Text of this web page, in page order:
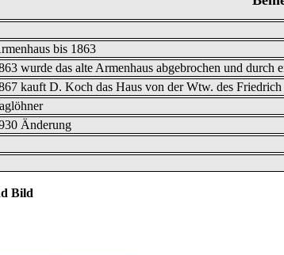
bis 1863
wurde das alte Armenhaus abgebrochen und
kauft D. Koch das Haus von der Wtw. des
Änderung